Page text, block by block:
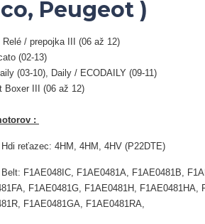
Peugeot )
Relé / prepojka III (06 až 12)
(02-13)
(03-10), Daily / ECODAILY (09-11)
Boxer III (06 až 12)
:
reťazec: 4HM, 4HM, 4HV (P22DTE)
F1AE048IC, F1AE0481A, F1AE0481B,
F1AE0481G, F1AE0481H,
F1AE0481GA, F1AE0481RA,